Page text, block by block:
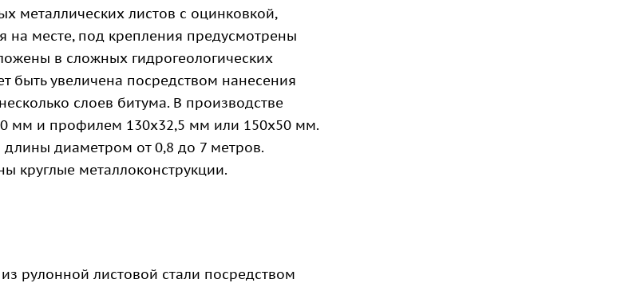
металлических листов с оцинковкой,
на месте, под крепления предусмотрены
в сложных гидрогеологических
быть увеличена посредством нанесения
слоев битума. В производстве
мм и профилем 130х32,5 мм или 150х50 мм.
диаметром от 0,8 до 7 метров.
круглые металлоконструкции.
рулонной листовой стали посредством